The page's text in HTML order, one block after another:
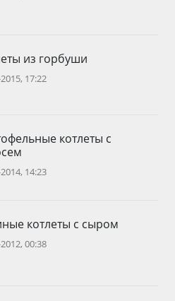
из горбуши
17:22
котлеты с
14:23
котлеты с сыром
00:38